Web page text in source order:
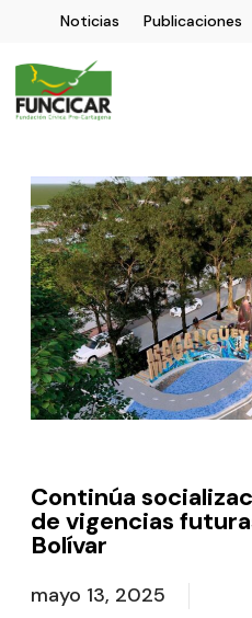
Noticias Publicaciones
Continúa
de vigencias
Bolívar
mayo 13, 2025